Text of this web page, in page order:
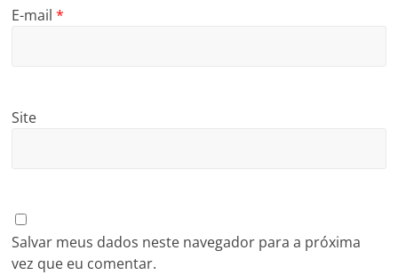
E-mail*
Site
Salvar meus dados neste navegador para a próxima
vez que eu comentar.